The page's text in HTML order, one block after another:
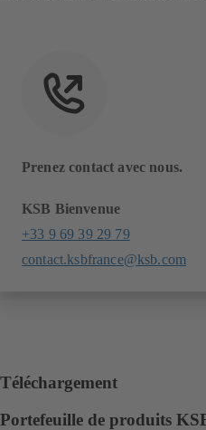
Prenez contact avec nous.
KSB Bienvenue
+33 9 69 39 29 79
contact.ksbfrance@ksb.com
Téléchargement
Portefeuille de produits